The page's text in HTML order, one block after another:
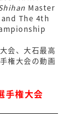
Master
The 4th
会、大石最高
権大会の動画
手権大会